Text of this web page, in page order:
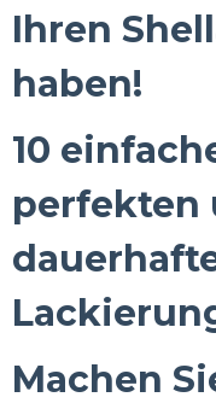
Ihren
haben!
10
perfekten
Machen